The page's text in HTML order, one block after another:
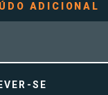
ADICIONAL
SE